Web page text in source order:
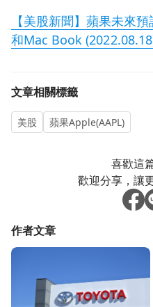
【美股新聞】蘋果未來
和Mac Book
文章相關標籤
美股 蘋果Apple(AAPL)
喜歡這
歡迎分享，讓
作者文章